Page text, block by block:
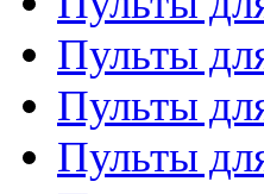
Пульты
Пульты
Пульты